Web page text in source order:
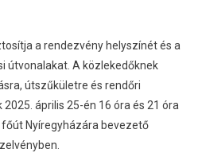
a rendezvény helyszínét és a
útvonalakat. A közlekedőknek
útszűkületre és rendőri
április 25-én 16 óra és 21 óra
Nyíregyházára bevezető